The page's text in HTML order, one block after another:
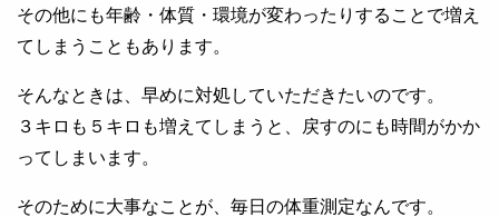
その他にも年齢・体質・環境が変わったりすることで増え
てしまうこともあります。
そんなときは、早めに対処していただきたいのです。
３キロも５キロも増えてしまうと、戻すのにも時間がかか
ってしまいます。
そのために大事なことが、毎日の体重測定なんです。